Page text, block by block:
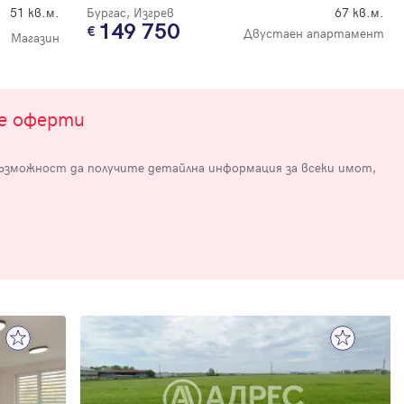
51 кв.м.
Магазин
Бургас, Изгрев 67 кв.м.
149 750 Двустаен апартамент
оферти
да получите детайлна информация за всеки имот,